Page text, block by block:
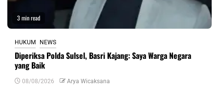
3 min read
HUKUM NEWS
Diperiksa Polda Sulsel, Basri Kajang: Saya Warga Negara
yang Baik
08/08/2026 Arya Wicaksana